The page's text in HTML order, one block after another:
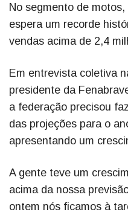
No segmento de
espera um recorde
vendas acima de 2,4
Em entrevista coletiva
presidente da
a federação precisou
das projeções para o
apresentando um
A gente teve um
acima da nossa
ontem nós ficamos à